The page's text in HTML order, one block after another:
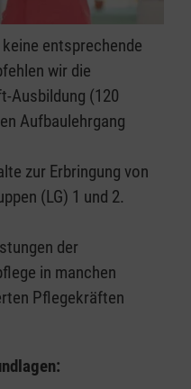
entsprechende
wir die
Ausbildung (120
Aufbaulehrgang
zur Erbringung von
(LG) 1 und 2.
der
in manchen
Pflegekräften